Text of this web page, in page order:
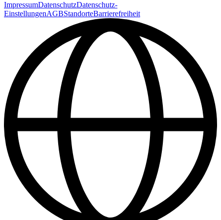
ImpressumDatenschutzDatenschutz-
EinstellungenAGBStandorteBarrierefreiheit